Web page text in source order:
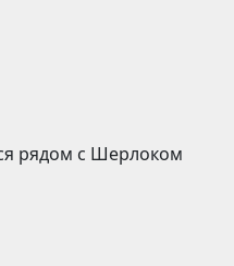
рядом с Шерлоком